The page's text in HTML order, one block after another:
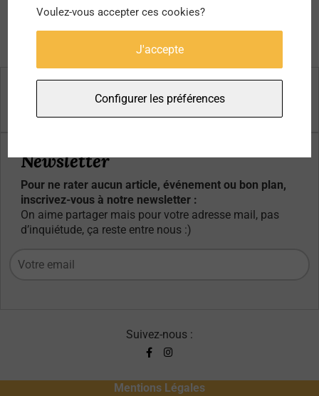
Newsletter
Pour ne rater aucun article, événement ou bon plan,
inscrivez-vous à notre newsletter :
On aime partager mais pour votre adresse mail, pas
d’inquiétude, ça reste entre nous :)
Suivez-nous :
Mentions Légales
Voulez-vous accepter ces cookies?
J'accepte
Configurer les préférences